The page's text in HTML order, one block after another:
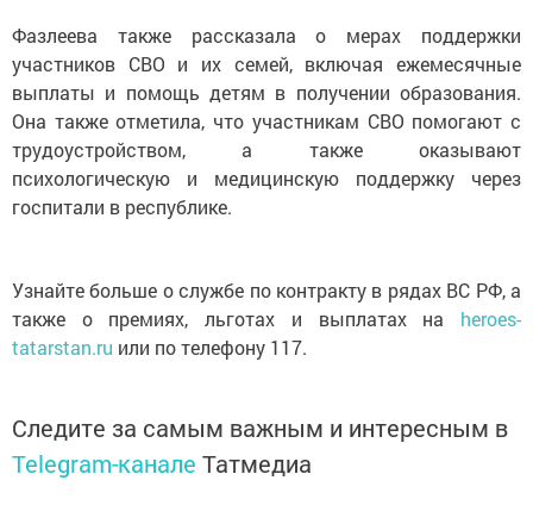
Фазлеева также рассказала о мерах поддержки
участников СВО и их семей, включая ежемесячные
выплаты и помощь детям в получении образования.
Она также отметила, что участникам СВО помогают с
трудоустройством, а также оказывают
психологическую и медицинскую поддержку через
госпитали в республике.
Узнайте больше о службе по контракту в рядах ВС РФ, а
также о премиях, льготах и выплатах на heroes-
tatarstan.ru или по телефону 117.
Следите за самым важным и интересным в
Telegram-канале Татмедиа